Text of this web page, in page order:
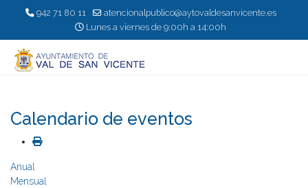
942 71 80 11
atencionalpublico@aytovaldesanvicente.es
Lunes a viernes de 9:00h a 14:00h
Calendario de eventos
Anual
Mensual